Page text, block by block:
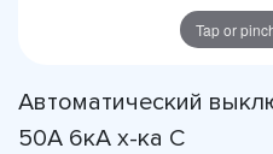
Tap or
Автоматический
50A 6кА х-ка С